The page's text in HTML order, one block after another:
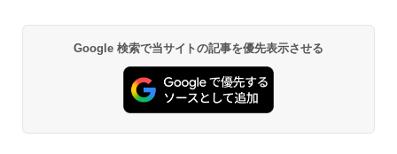
Google 検索で当サイトの記事を優先表示させる